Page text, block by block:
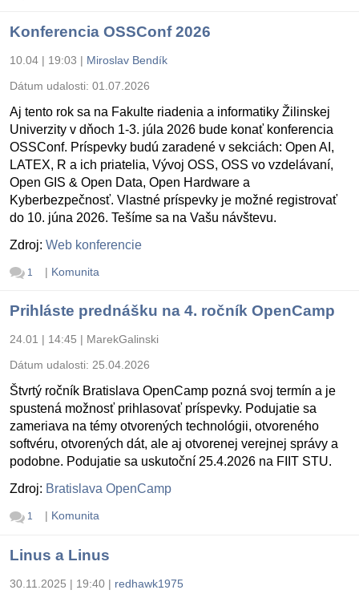
Konferencia OSSConf 2026
10.04 | 19:03 | Miroslav Bendík
Dátum udalosti: 01.07.2026
Aj tento rok sa na Fakulte riadenia a informatiky Žilinskej
Univerzity v dňoch 1-3. júla 2026 bude konať konferencia
OSSConf. Príspevky budú zaradené v sekciách: Open AI,
LATEX, R a ich priatelia, Vývoj OSS, OSS vo vzdelávaní,
Open GIS & Open Data, Open Hardware a
Kyberbezpečnosť. Vlastné príspevky je možné registrovať
do 10. júna 2026. Tešíme sa na Vašu návštevu.
Zdroj: Web konferencie
1 | Komunita
Prihláste prednášku na 4. ročník OpenCamp
24.01 | 14:45 | MarekGalinski
Dátum udalosti: 25.04.2026
Štvrtý ročník Bratislava OpenCamp pozná svoj termín a je
spustená možnosť prihlasovať príspevky. Podujatie sa
zameriava na témy otvorených technológii, otvoreného
softvéru, otvorených dát, ale aj otvorenej verejnej správy a
podobne. Podujatie sa uskutoční 25.4.2026 na FIIT STU.
Zdroj: Bratislava OpenCamp
1 | Komunita
Linus a Linus
30.11.2025 | 19:40 | redhawk1975